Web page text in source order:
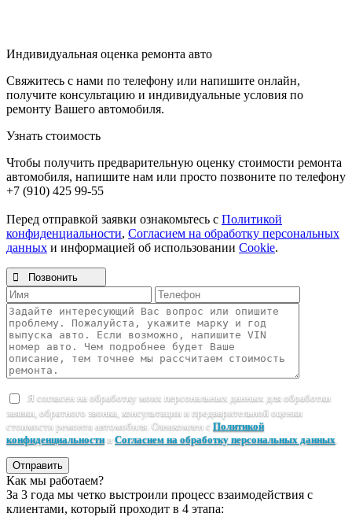
Индивидуальная оценка ремонта авто
Свяжитесь с нами по телефону или напишите онлайн,
получите консультацию и индивидуальные условия по
ремонту Вашего автомобиля.
Узнать стоимость
Чтобы получить предварительную оценку стоимости ремонта
автомобиля, напишите нам или просто позвоните по телефону
+7 (910) 425 99-55
Перед отправкой заявки ознакомьтесь с Политикой
конфиденциальности, Согласием на обработку персональных
данных и информацией об использовании Cookie.
 Позвонить
Я согласен на обработку моих персональных данных для обработки
заявки, обратного звонка, консультации и предварительной оценки
стоимости ремонта автомобиля. Ознакомлен с Политикой
конфиденциальностии Согласием на обработку персональных данных
Отправить
Как мы работаем?
За 3 года мы четко выстроили процесс взаимодействия с
клиентами, который проходит в 4 этапа: